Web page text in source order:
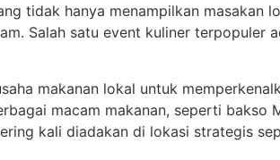
tidak hanya menampilkan masakan
Salah satu event kuliner terpopuler
makanan lokal untuk
macam makanan, seperti bakso
kali diadakan di lokasi strategis